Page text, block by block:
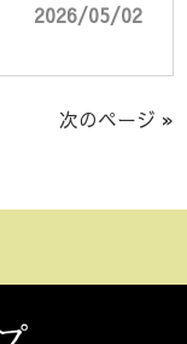
2026/05/02
次のページ »